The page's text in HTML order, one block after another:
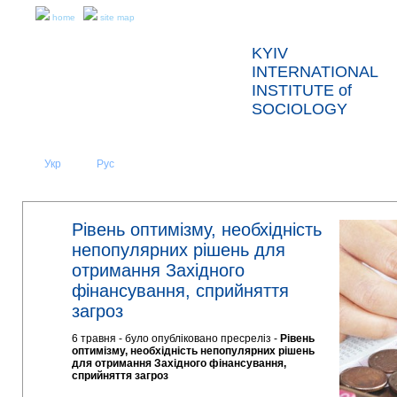
home site map
KYIV
INTERNATIONAL
INSTITUTE of
SOCIOLOGY
Укр Рус
Рівень оптимізму, необхідність
непопулярних рішень для
отримання Західного
фінансування, сприйняття
загроз
6 травня - було опубліковано пресреліз - Рівень
оптимізму, необхідність непопулярних рішень
для отримання Західного фінансування,
сприйняття загроз